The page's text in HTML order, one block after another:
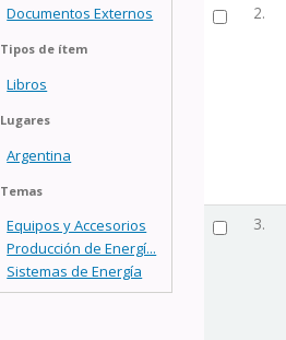
Documentos Externos
Tipos de ítem
Libros
Lugares
Argentina
Temas
Equipos y Accesorios
Producción de Energí...
Sistemas de Energía
2.
3.